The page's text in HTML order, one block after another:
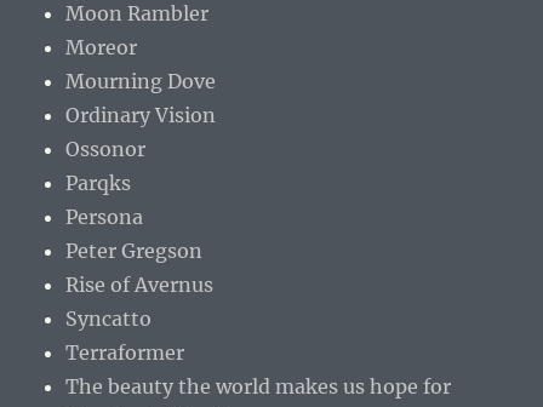
Moon Rambler
Moreor
Mourning Dove
Ordinary Vision
Ossonor
Parqks
Persona
Peter Gregson
Rise of Avernus
Syncatto
Terraformer
The beauty the world makes us hope for